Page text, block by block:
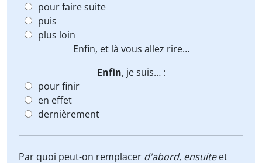
pour faire suite
puis
plus loin
Enfin, et là vous allez rire…
Enfin, je suis… :
pour finir
en effet
dernièrement
Par quoi peut-on remplacer d'abord, ensuiteet